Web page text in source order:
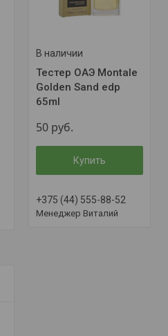
В наличии
Тестер ОАЭ Montale
Golden Sand edp
65ml
50 руб.
Купить
+375 (44) 555-88-52
Менеджер Виталий